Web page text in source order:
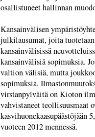
osallistuneet hallinnan
Kansainvälisen
julkilausumat, joita
kansainvälisissä
kansainvälisiä sopimuksia.
valtion välisiä, mutta
sopimuksia.
virstanpylväitä on Kioton
vahvistaneet teollisuusmaat
kasvihuonekaasupäästöjään
vuoteen 2012 mennessä.